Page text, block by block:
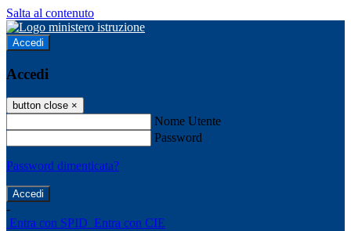
Salta al contenuto
Accedi
Accedi
button close ×
Nome Utente
Password
Password dimenticata?
-
Entra con SPID Entra con CIE